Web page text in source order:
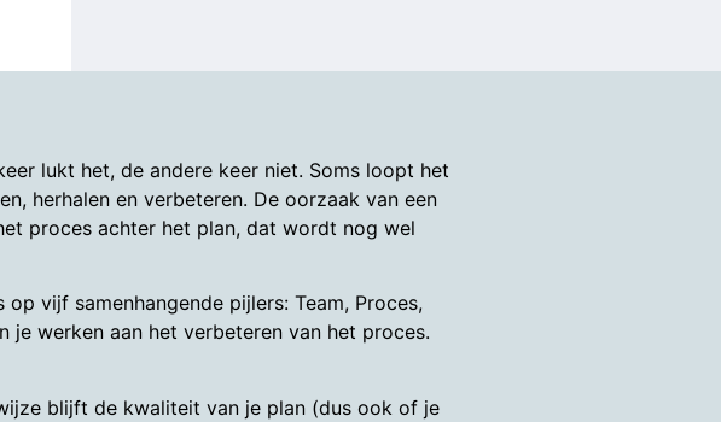
lukt het, de andere keer niet. Soms loopt het
herhalen en verbeteren. De oorzaak van een
proces achter het plan, dat wordt nog wel
vijf samenhangende pijlers: Team, Proces,
je werken aan het verbeteren van het proces.
blijft de kwaliteit van je plan (dus ook of je